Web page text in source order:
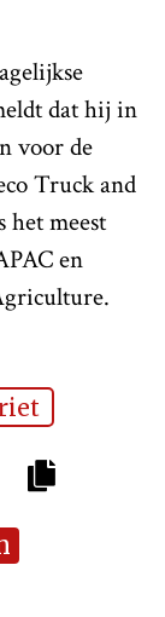
dat hij in
voor de
Truck and
het meest
en